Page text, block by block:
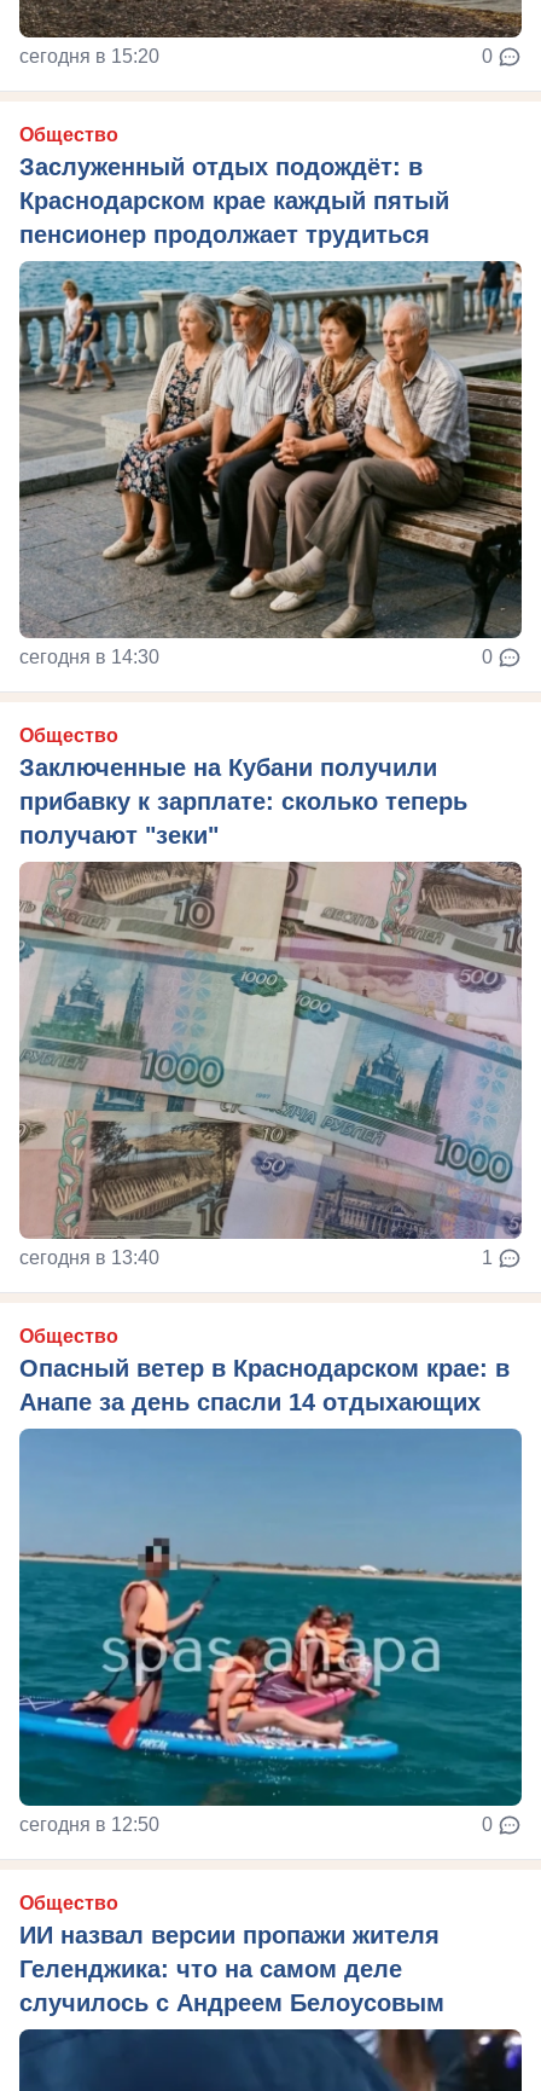
сегодня в 15:20 0
Общество
Заслуженный отдых подождёт: в
Краснодарском крае каждый пятый
пенсионер продолжает трудиться
сегодня в 14:30 0
Общество
Заключенные на Кубани получили
прибавку к зарплате: сколько теперь
получают "зеки"
сегодня в 13:40 1
Общество
Опасный ветер в Краснодарском крае: в
Анапе за день спасли 14 отдыхающих
сегодня в 12:50 0
Общество
ИИ назвал версии пропажи жителя
Геленджика: что на самом деле
случилось с Андреем Белоусовым